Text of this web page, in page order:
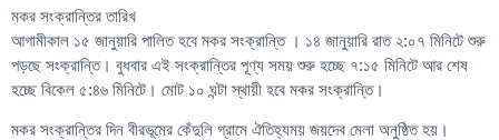
মকর সংক্রান্তির তারিখ
আগামীকাল ১৫ জানুয়ারি পালিত হবে মকর সংক্রান্তি । ১৪ জানুয়ারি রাত ২:০৭ মিনিটে শুরু
পড়ছে সংক্রান্তি। বুধবার এই সংক্রান্তির পূণ্য সময় শুরু হচ্ছে ৭:১৫ মিনিটে আর শেষ
হচ্ছে বিকেল ৫:৪৬ মিনিটে। মোট ১০ ঘন্টা স্থায়ী হবে মকর সংক্রান্তি।
মকর সংক্রান্তির দিন বীরভূমের কেঁদুলি গ্রামে ঐতিহ্যময় জয়দেব মেলা অনুষ্ঠিত হয়।